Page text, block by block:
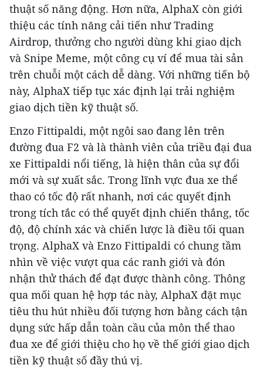
thuật số năng động. Hơn nữa, AlphaX còn giới
thiệu các tính năng cải tiến như Trading
Airdrop, thưởng cho người dùng khi giao dịch
và Snipe Meme, một công cụ ví để mua tài sản
trên chuỗi một cách dễ dàng. Với những tiến bộ
này, AlphaX tiếp tục xác định lại trải nghiệm
giao dịch tiền kỹ thuật số.
Enzo Fittipaldi, một ngôi sao đang lên trên
đường đua F2 và là thành viên của triều đại đua
xe Fittipaldi nổi tiếng, là hiện thân của sự đổi
mới và sự xuất sắc. Trong lĩnh vực đua xe thể
thao có tốc độ rất nhanh, nơi các quyết định
trong tích tắc có thể quyết định chiến thắng, tốc
độ, độ chính xác và chiến lược là điều tối quan
trọng. AlphaX và Enzo Fittipaldi có chung tầm
nhìn về việc vượt qua các ranh giới và đón
nhận thử thách để đạt được thành công. Thông
qua mối quan hệ hợp tác này, AlphaX đặt mục
tiêu thu hút nhiều đối tượng hơn bằng cách tận
dụng sức hấp dẫn toàn cầu của môn thể thao
đua xe để giới thiệu cho họ về thế giới giao dịch
tiền kỹ thuật số đầy thú vị.